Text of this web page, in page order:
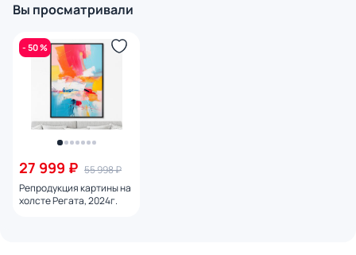
Вы просматривали
- 50 %
27 999 ₽ 55 998 ₽
Репродукция картины на
холсте Регата, 2024г.